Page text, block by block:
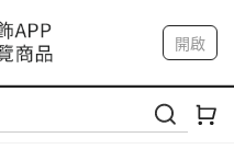
淡水捷運站
八里海巡基地
桃園青埔置地廣場
開啟
我的帳戶